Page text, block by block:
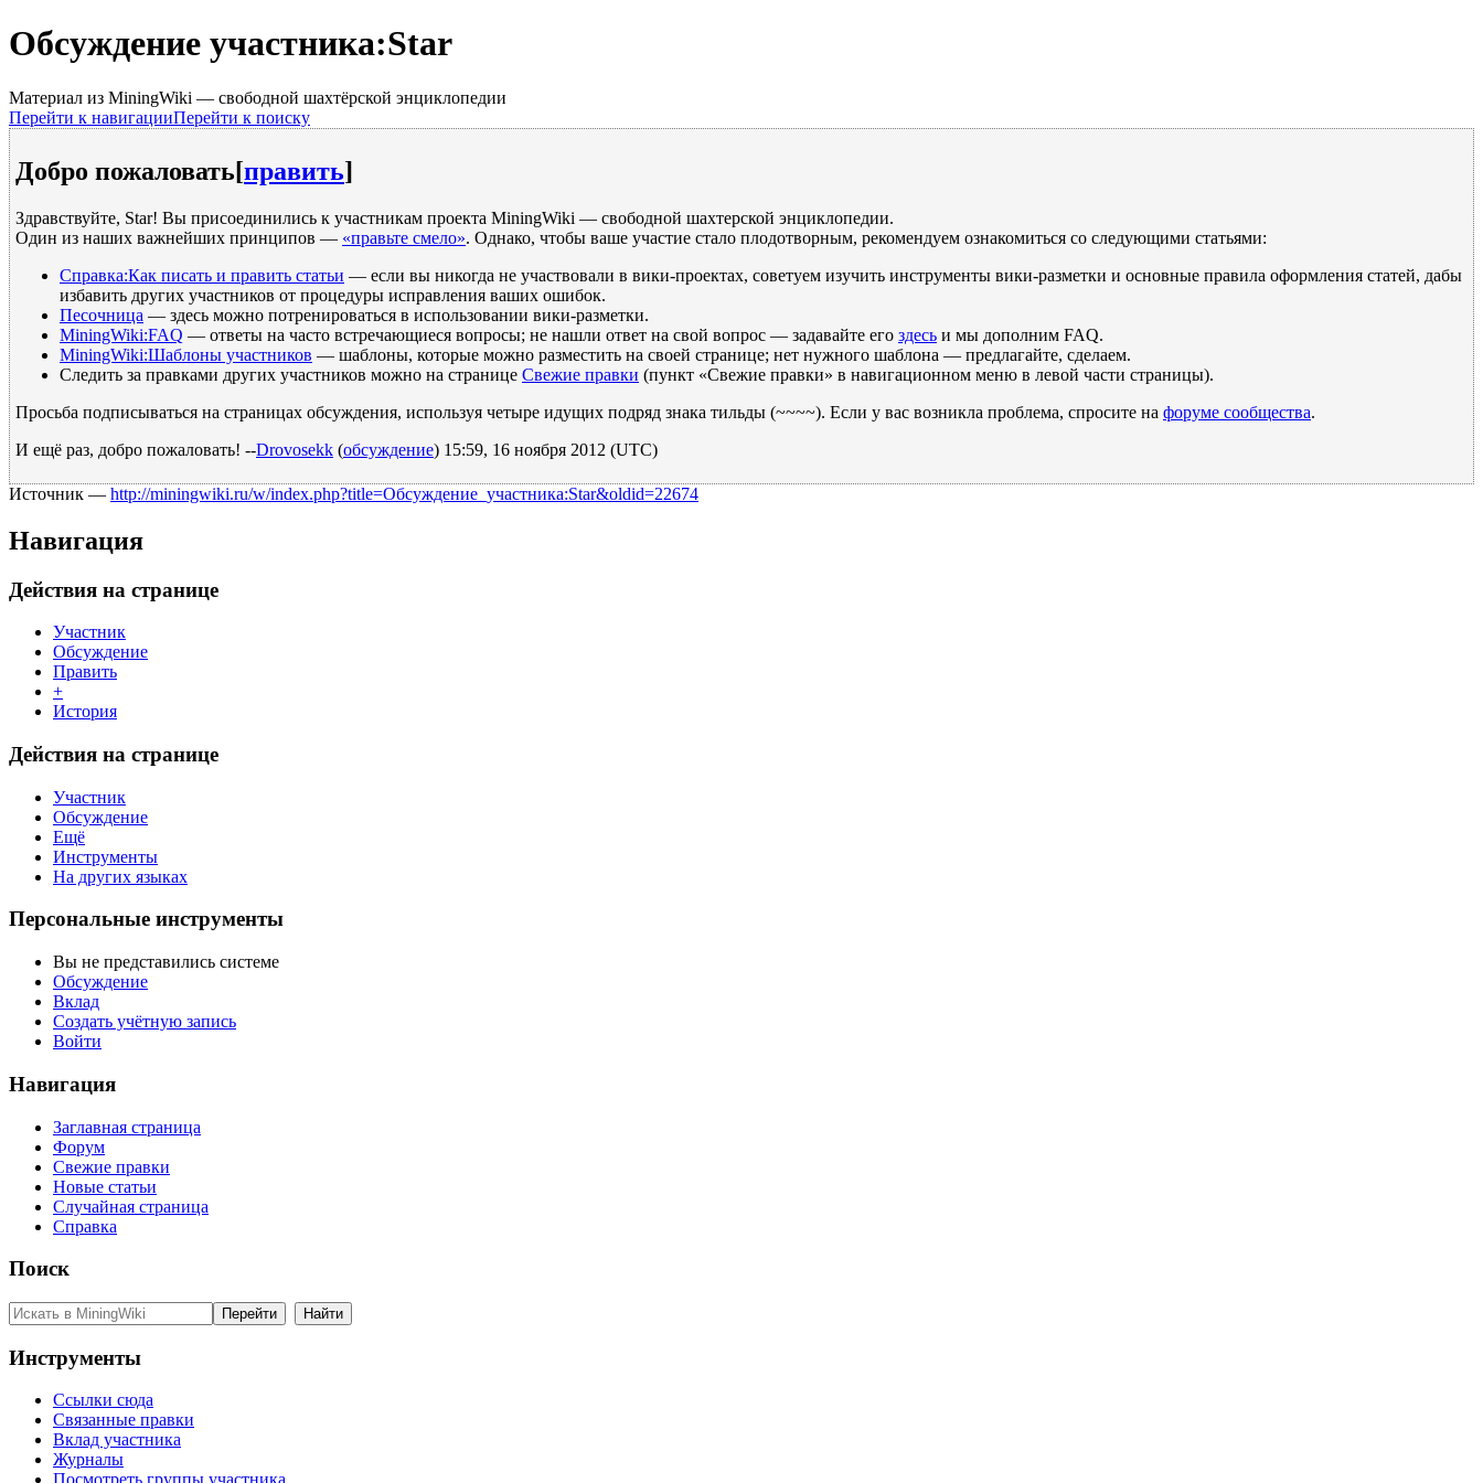
Обсуждение участника:Star
Материал из MiningWiki — свободной шахтёрской энциклопедии
Перейти к навигацииПерейти к поиску
Добро пожаловать[править]
Здравствуйте, Star! Вы присоединились к участникам проекта MiningWiki — свободной шахтерской энциклопедии.
Один из наших важнейших принципов — «правьте смело». Однако, чтобы ваше участие стало плодотворным, рекомендуем ознакомиться со следующими статьями:
Справка:Как писать и править статьи — если вы никогда не участвовали в вики-проектах, советуем изучить инструменты вики-разметки и основные правила оформления статей, дабы
избавить других участников от процедуры исправления ваших ошибок.
Песочница — здесь можно потренироваться в использовании вики-разметки.
MiningWiki:FAQ — ответы на часто встречающиеся вопросы; не нашли ответ на свой вопрос — задавайте его здесь и мы дополним FAQ.
MiningWiki:Шаблоны участников — шаблоны, которые можно разместить на своей странице; нет нужного шаблона — предлагайте, сделаем.
Следить за правками других участников можно на странице Свежие правки (пункт «Свежие правки» в навигационном меню в левой части страницы).
Просьба подписываться на страницах обсуждения, используя четыре идущих подряд знака тильды (~~~~). Если у вас возникла проблема, спросите на форуме сообщества.
И ещё раз, добро пожаловать! --Drovosekk (обсуждение) 15:59, 16 ноября 2012 (UTC)
Источник — http://miningwiki.ru/w/index.php?title=Обсуждение_участника:Star&oldid=22674
Навигация
Действия на странице
Участник
Обсуждение
Править
+
История
Действия на странице
Участник
Обсуждение
Ещё
Инструменты
На других языках
Персональные инструменты
Вы не представились системе
Обсуждение
Вклад
Создать учётную запись
Войти
Навигация
Заглавная страница
Форум
Свежие правки
Новые статьи
Случайная страница
Справка
Поиск
Инструменты
Ссылки сюда
Связанные правки
Вклад участника
Журналы